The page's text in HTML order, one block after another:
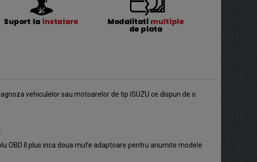
vehiculelor sau motoarelor de tip ISUZU ce dispun de o
OBD II plus inca doua mufe adaptoare pentru anumite modele